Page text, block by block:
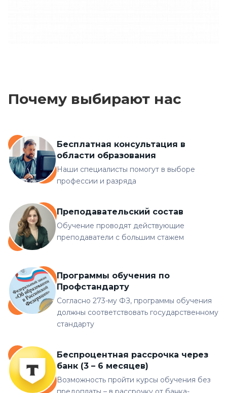
Почему выбирают нас
Бесплатная консультация в
области образования
Наши специалисты помогут в выборе
профессии и разряда
Преподавательский состав
Обучение проводят действующие
преподаватели с большим стажем
Программы обучения по
Профстандарту
Согласно 273-му ФЗ, программы обучения
должны соответствовать государственному
стандарту
Беспроцентная рассрочка через
банк (3 – 6 месяцев)
Возможность пройти курсы обучения без